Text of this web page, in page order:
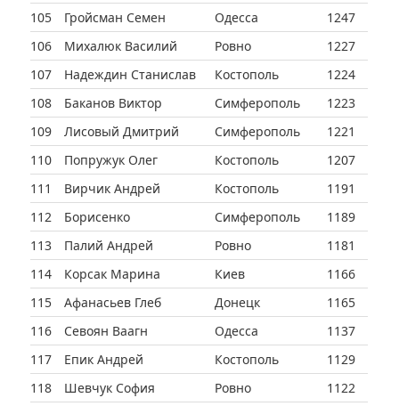
105
Гройсман Семен Одесса
1247
106
Михалюк Василий Ровно
1227
107
Надеждин Станислав Костополь
1224
108
Баканов Виктор Симферополь
1223
109
Лисовый Дмитрий Симферополь
1221
110
Попружук Олег Костополь
1207
111
Вирчик Андрей Костополь
1191
112
Борисенко Симферополь
1189
113
Палий Андрей Ровно
1181
114
Корсак Марина Киев
1166
115
Афанасьев Глеб Донецк
1165
116
Севоян Ваагн Одесса
1137
117
Епик Андрей Костополь
1129
118
Шевчук София Ровно
1122